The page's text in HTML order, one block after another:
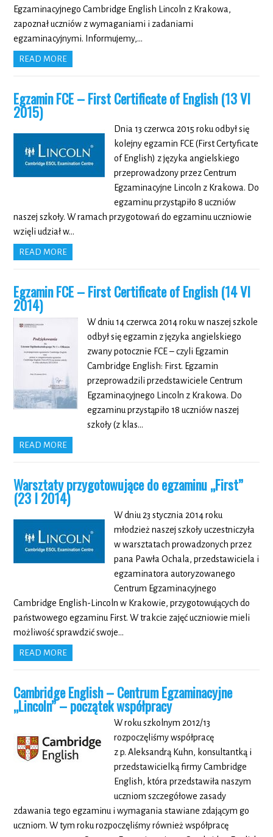
Egzaminacyjnego Cambridge English Lincoln z Krakowa,
zapoznał uczniów z wymaganiami i zadaniami
egzaminacyjnymi. Informujemy,…
READ MORE
Egzamin FCE – First Certificate of English (13 VI
2015)
Dnia 13 czerwca 2015 roku odbył się
kolejny egzamin FCE (First Certyficate
of English) z języka angielskiego
przeprowadzony przez Centrum
Egzaminacyjne Lincoln z Krakowa. Do
egzaminu przystąpiło 8 uczniów
naszej szkoły. W ramach przygotowań do egzaminu uczniowie
wzięli udział w…
READ MORE
Egzamin FCE – First Certificate of English (14 VI
2014)
W dniu 14 czerwca 2014 roku w naszej szkole
odbył się egzamin z języka angielskiego
zwany potocznie FCE – czyli Egzamin
Cambridge English: First. Egzamin
przeprowadzili przedstawiciele Centrum
Egzaminacyjnego Lincoln z Krakowa. Do
egzaminu przystąpiło 18 uczniów naszej
szkoły (z klas…
READ MORE
Warsztaty przygotowujące do egzaminu „First”
(23 I 2014)
W dniu 23 stycznia 2014 roku
młodzież naszej szkoły uczestniczyła
w warsztatach prowadzonych przez
pana Pawła Ochala, przedstawiciela i
egzaminatora autoryzowanego
Centrum Egzaminacyjnego
Cambridge English-Lincoln w Krakowie, przygotowujących do
państwowego egzaminu First. W trakcie zajęć uczniowie mieli
możliwość sprawdzić swoje…
READ MORE
Cambridge English – Centrum Egzaminacyjne
„Lincoln” – początek współpracy
W roku szkolnym 2012/13
rozpoczęliśmy współpracę
z p. Aleksandrą Kuhn, konsultantką i
przedstawicielką firmy Cambridge
English, która przedstawiła naszym
uczniom szczegółowe zasady
zdawania tego egzaminu i wymagania stawiane zdającym go
uczniom. W tym roku rozpoczęliśmy również współpracę